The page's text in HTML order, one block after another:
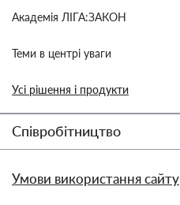
Академія ЛІГА:ЗАКОН
Теми в центрі уваги
Усі рішення і продукти
Співробітництво
Умови використання сайту